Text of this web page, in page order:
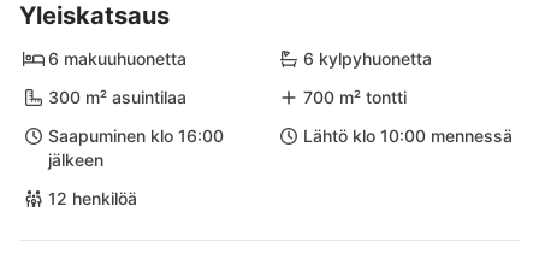
Yleiskatsaus
6 makuuhuonetta
6 kylpyhuonetta
300 m² asuintilaa
700 m² tontti
Saapuminen klo 16:00
jälkeen
Lähtö klo 10:00 mennessä
12 henkilöä